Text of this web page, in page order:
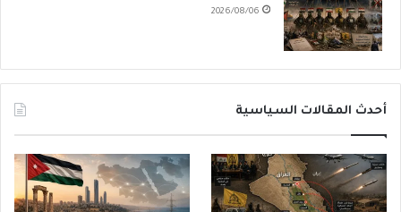
2026/08/06
أحدث المقالات السياسية